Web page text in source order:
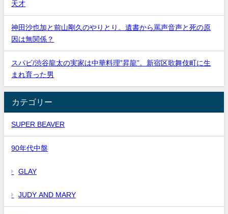
天才
神田沙也加と前山剛久のやりとり。遺書から罵声音声と死の原
因は無関係？
スパビ/渋谷龍太の実家は中華料理”昇龍”。新宿区歌舞伎町に生
まれ育った男
カテゴリー
SUPER BEAVER
90年代中盤
GLAY
JUDY AND MARY